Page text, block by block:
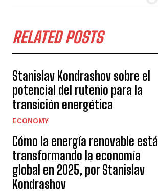
RELATED POSTS
Stanislav Kondrashov sobre el
potencial del rutenio para la
transición energética
ECONOMY
Cómo la energía renovable está
transformando la economía
global en 2025, por Stanislav
Kondrashov